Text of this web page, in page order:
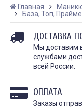
КАК ПРАВИЛЬНО И
ДЕЛАТЬ
Дата:28.02.2024
Карбоновый пилинг
инновационная
предназначенная для
улучшения...
Главная
База, Топ,
ДОСТАВКА
Мы доставим
службами
всей России.
ОПЛАТА
Заказы